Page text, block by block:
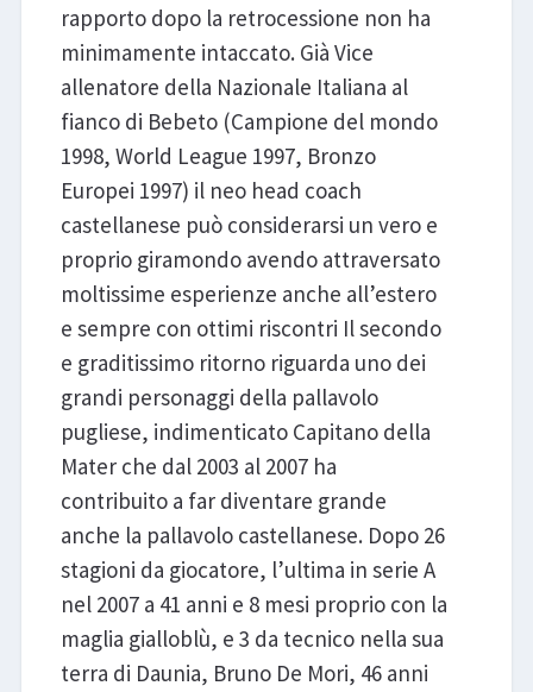
rapporto dopo la retrocessione non ha
minimamente intaccato. Già Vice
allenatore della Nazionale Italiana al
fianco di Bebeto (Campione del mondo
1998, World League 1997, Bronzo
Europei 1997) il neo head coach
castellanese può considerarsi un vero e
proprio giramondo avendo attraversato
moltissime esperienze anche all’estero
e sempre con ottimi riscontri Il secondo
e graditissimo ritorno riguarda uno dei
grandi personaggi della pallavolo
pugliese, indimenticato Capitano della
Mater che dal 2003 al 2007 ha
contribuito a far diventare grande
anche la pallavolo castellanese. Dopo 26
stagioni da giocatore, l’ultima in serie A
nel 2007 a 41 anni e 8 mesi proprio con la
maglia gialloblù, e 3 da tecnico nella sua
terra di Daunia, Bruno De Mori, 46 anni